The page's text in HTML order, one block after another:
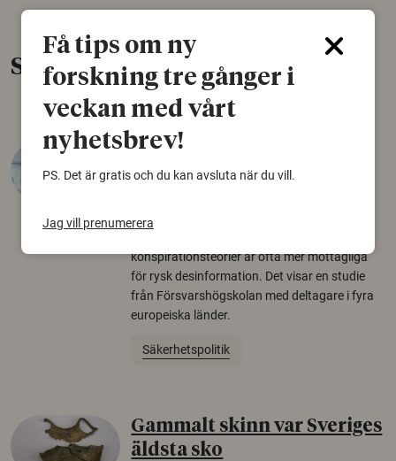
Senaste nytt
Varför tror vissa på rysk
desinformation?
konspirationsteorier är ofta mer mottagliga
för rysk desinformation. Det visar en studie
från Försvarshögskolan med deltagare i fyra
europeiska länder.
Säkerhetspolitik
Gammalt skinn var Sveriges
äldsta sko
Få tips om ny
forskning tre gånger i
veckan med vårt
nyhetsbrev!
PS. Det är gratis och du kan avsluta när du vill.
Jag vill prenumerera